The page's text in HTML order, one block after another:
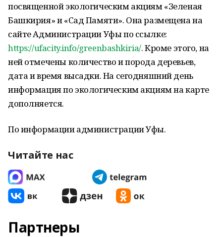
посвященной экологическим акциям «Зеленая
Башкирия» и «Сад Памяти». Она размещена на
сайте Администрации Уфы по ссылке:
https://ufacity.info/greenbashkiria/. Кроме этого, на
ней отмечены количество и порода деревьев,
дата и время высадки. На сегодняшний день
информация по экологическим акциям на карте
дополняется.
По информации администрации Уфы.
Читайте нас
Партнеры